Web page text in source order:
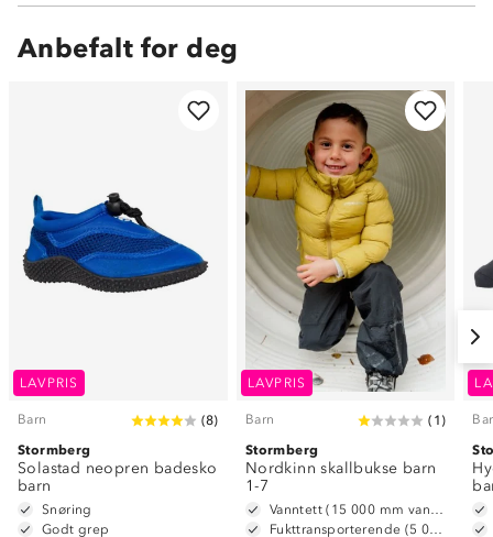
Anbefalt for deg
LAVPRIS
Barn (8)
Stormberg
Solastad neopren badesko
barn
Snøring
Godt grep
LAVPRIS
Barn ( 1 )
Stormberg
Nordkinn skallbukse barn
1-7